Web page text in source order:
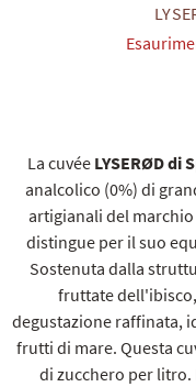
La cuvée LYSERØD di
analcolico (0%) di
artigianali del
distingue per il suo
Sostenuta dalla
fruttate
degustazione raffinata,
frutti di mare. Questa
di zucchero per litro.